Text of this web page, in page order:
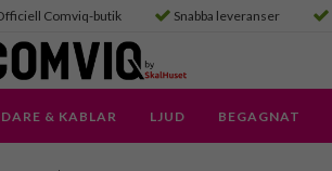
Comviq-butik Snabba leveranser
& KABLAR LJUD BEGAGNAT